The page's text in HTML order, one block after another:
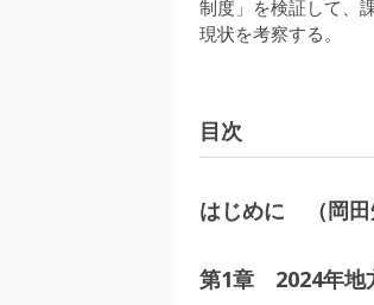
制度」を検証して、
現状を考察する。
目次
はじめに 岡
第1章 2024年地